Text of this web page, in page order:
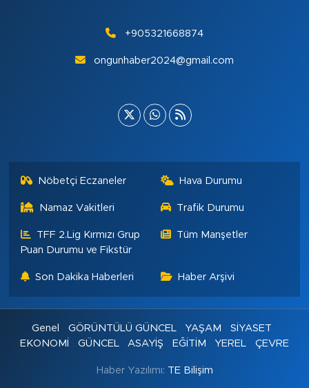
+905321668874
ongunhaber2024@gmail.com
Nöbetçi Eczaneler Hava Durumu
Namaz Vakitleri Trafik Durumu
TFF 2.Lig Kırmızı Grup
Puan Durumu ve Fikstür
Tüm Manşetler
Son Dakika Haberleri Haber Arşivi
Genel GÖRÜNTÜLÜ GÜNCEL YAŞAM
SİYASET
EKONOMİ
GÜNCEL ASAYİŞ EĞİTİM YEREL ÇEVRE
Haber Yazılımı: TE Bilişim